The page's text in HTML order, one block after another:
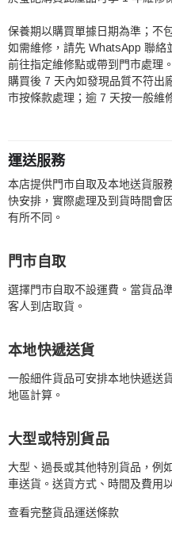
保養期以購買單據日期為準；不
如需維修，請先 WhatsApp 聯絡
前往指定維修點或帶到門市處理。
購買後 7 天內如發現品質不符出
市按條款處理；逾 7 天按一般維
運送服務
本店提供門市自取及本地送貨服
快安排，實際處理及到貨時間會
有所不同。
門市自取
選擇門市自取不設運費。當貨品
客人到店取貨。
本地快遞送貨
一般細件貨品可安排本地快遞送
地區計算。
大型或特別貨品
大型、過長或其他特別貨品，例
車送貨。送貨方式、時間及費用
查看完整貨品運送條款